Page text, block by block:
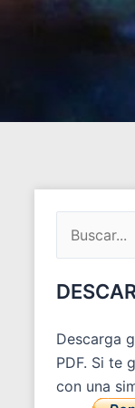
Buscar
por:
Descarga
PDF. Si te
con una
ARCHIVOS
DEL
BLOG